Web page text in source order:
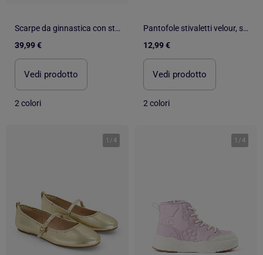
Scarpe da ginnastica con stampa Stitch e cinghie con chiusura a strappo
39,99 €
Vedi prodotto
2 colori
Pantofole stivaletti velour, supporto rinforzato, chiusura a neonato bambina Isotoner
12,99 €
Vedi prodotto
2 colori
1 /4 1 /4